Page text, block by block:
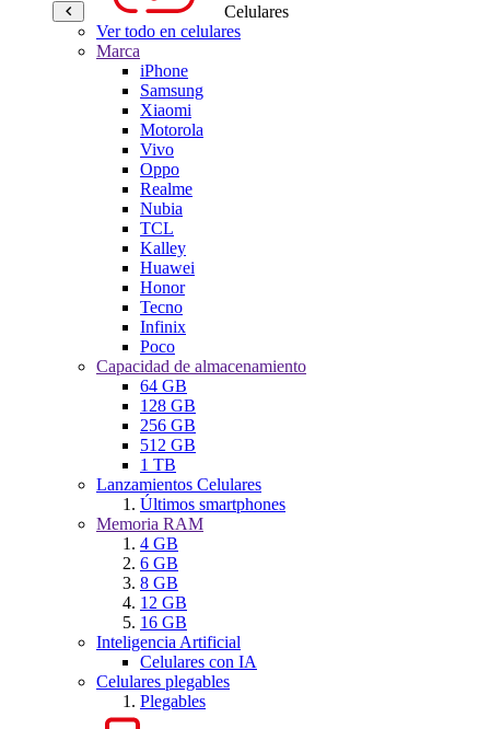
Celulares
Ver todo en celulares
Marca
iPhone
Samsung
Xiaomi
Motorola
Vivo
Oppo
Realme
Nubia
TCL
Kalley
Huawei
Honor
Tecno
Infinix
Poco
Capacidad de almacenamiento
64 GB
128 GB
256 GB
512 GB
1 TB
Lanzamientos Celulares
Últimos smartphones
Memoria RAM
4 GB
6 GB
8 GB
12 GB
16 GB
Inteligencia Artificial
Celulares con IA
Celulares plegables
Plegables